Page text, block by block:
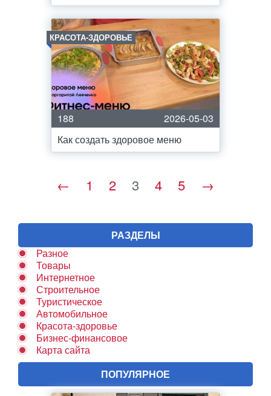
КРАСОТА-ЗДОРОВЬЕ
188
2026-05-03
Как создать здоровое меню
← 1 2 3 4 5 →
РАЗДЕЛЫ
Разное
Товары
Интернетное
Строительное
Туристическое
Автомобильное
Красота-здоровье
Бизнес-финансовое
Карта сайта
ПОПУЛЯРНОЕ